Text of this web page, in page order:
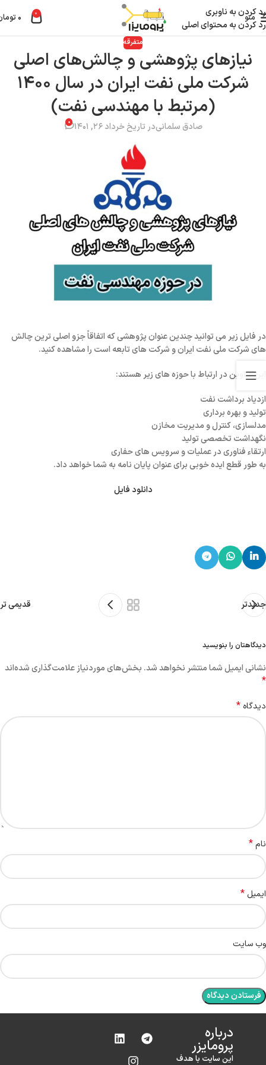
رد کردن به ناوبری
رد کردن به محتوای اصلی
منو 0 ۰
متفرقه
نیازهای پژوهشی و چالش‌های اصلی
شرکت ملی نفت ایران در سال ۱۴۰۰
(مرتبط با مهندسی نفت)
صادق سلمانیدر تاریخ خرداد ۲۶, ۱۴۰۱ ۰
در فایل زیر می توانید چندین عنوان پژوهشی که اتفاقاً جزو اصلی ترین چالش
های شرکت ملی نفت ایرانو شرکت های تابعه است را مشاهده کنید.
این عناوین در ارتباط با حوزه های زیر هستند:
ازدیاد برداشت نفت
تولید و بهره برداری
مدلسازی، کنترل و مدیریت مخازن
نگهداشت تخصصی تولید
ارتقاء فناوری در عملیات و سرویس های حفاری
به طور قطع ایده خوبی برای عنوان پایان نامه به شما خواهد داد.
دانلود فایل
جدیدتر قدیمی تر
دیدگاهتان را بنویسید
نشانی ایمیل شما منتشر نخواهد شد. بخش‌های موردنیاز علامت‌گذاری شده‌اند
*
دیدگاه *
نام*
ایمیل *
وب‌ سایت
درباره‌
پرومایزر
این سایت با هدف